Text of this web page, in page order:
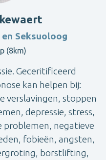
Seksuoloog
(8km)
Geceritificeerd
kan helpen bij:
verslavingen, stoppen
depressie, stress,
problemen, negatieve
fobieën, angsten,
borstlifting,